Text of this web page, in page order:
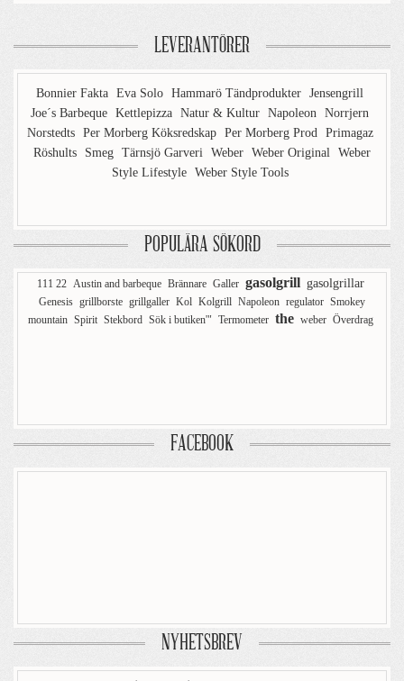
LEVERANTÖRER
Bonnier Fakta Eva Solo Hammarö Tändprodukter Jensengrill
Joe´s Barbeque Kettlepizza Natur & Kultur Napoleon Norrjern
Norstedts Per Morberg Köksredskap Per Morberg Prod Primagaz
Röshults
Smeg Tärnsjö Garveri Weber Weber Original Weber
Style Lifestyle Weber Style Tools
POPULÄRA SÖKORD
111 22 Austin and barbeque Brännare Galler gasolgrill gasolgrillar
Genesis grillborste grillgaller Kol Kolgrill Napoleon regulator Smokey
mountain Spirit Stekbord Sök i butiken'" Termometer the weber Överdrag
FACEBOOK
NYHETSBREV